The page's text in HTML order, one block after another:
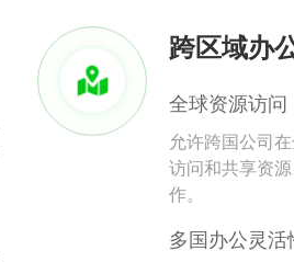
跨区域办
全球资源访问
允许跨国公司
访问和共享资
作。
多国办公灵活